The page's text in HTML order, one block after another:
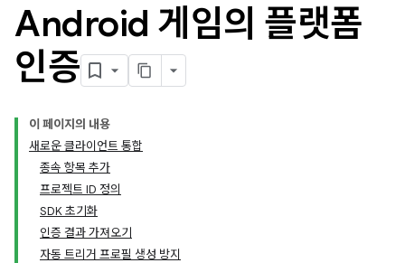
Android 게임의 플랫폼
인증
이 페이지의 내용
새로운 클라이언트 통합
종속 항목 추가
프로젝트 ID 정의
SDK 초기화
인증 결과 가져오기
자동 트리거 프로필 생성 방지